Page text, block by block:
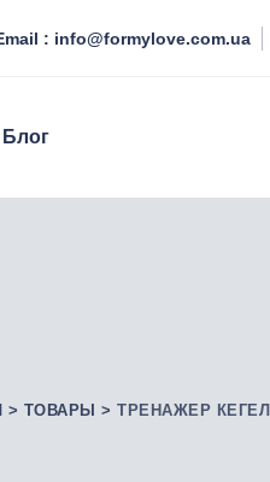
: info@formylove.com.ua
Блог
> ТОВАРЫ > ТРЕНАЖЕР